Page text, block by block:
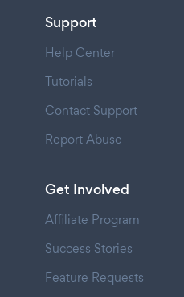
Support
Help Center
Tutorials
Contact Support
Report Abuse
Get Involved
Affiliate Program
Success Stories
Feature Requests